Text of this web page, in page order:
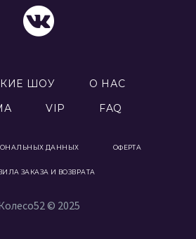
ШОУ
О НАС
VIP FAQ
ДАННЫХ ОФЕРТА
ЗАКАЗА И ВОЗВРАТА
© 2025